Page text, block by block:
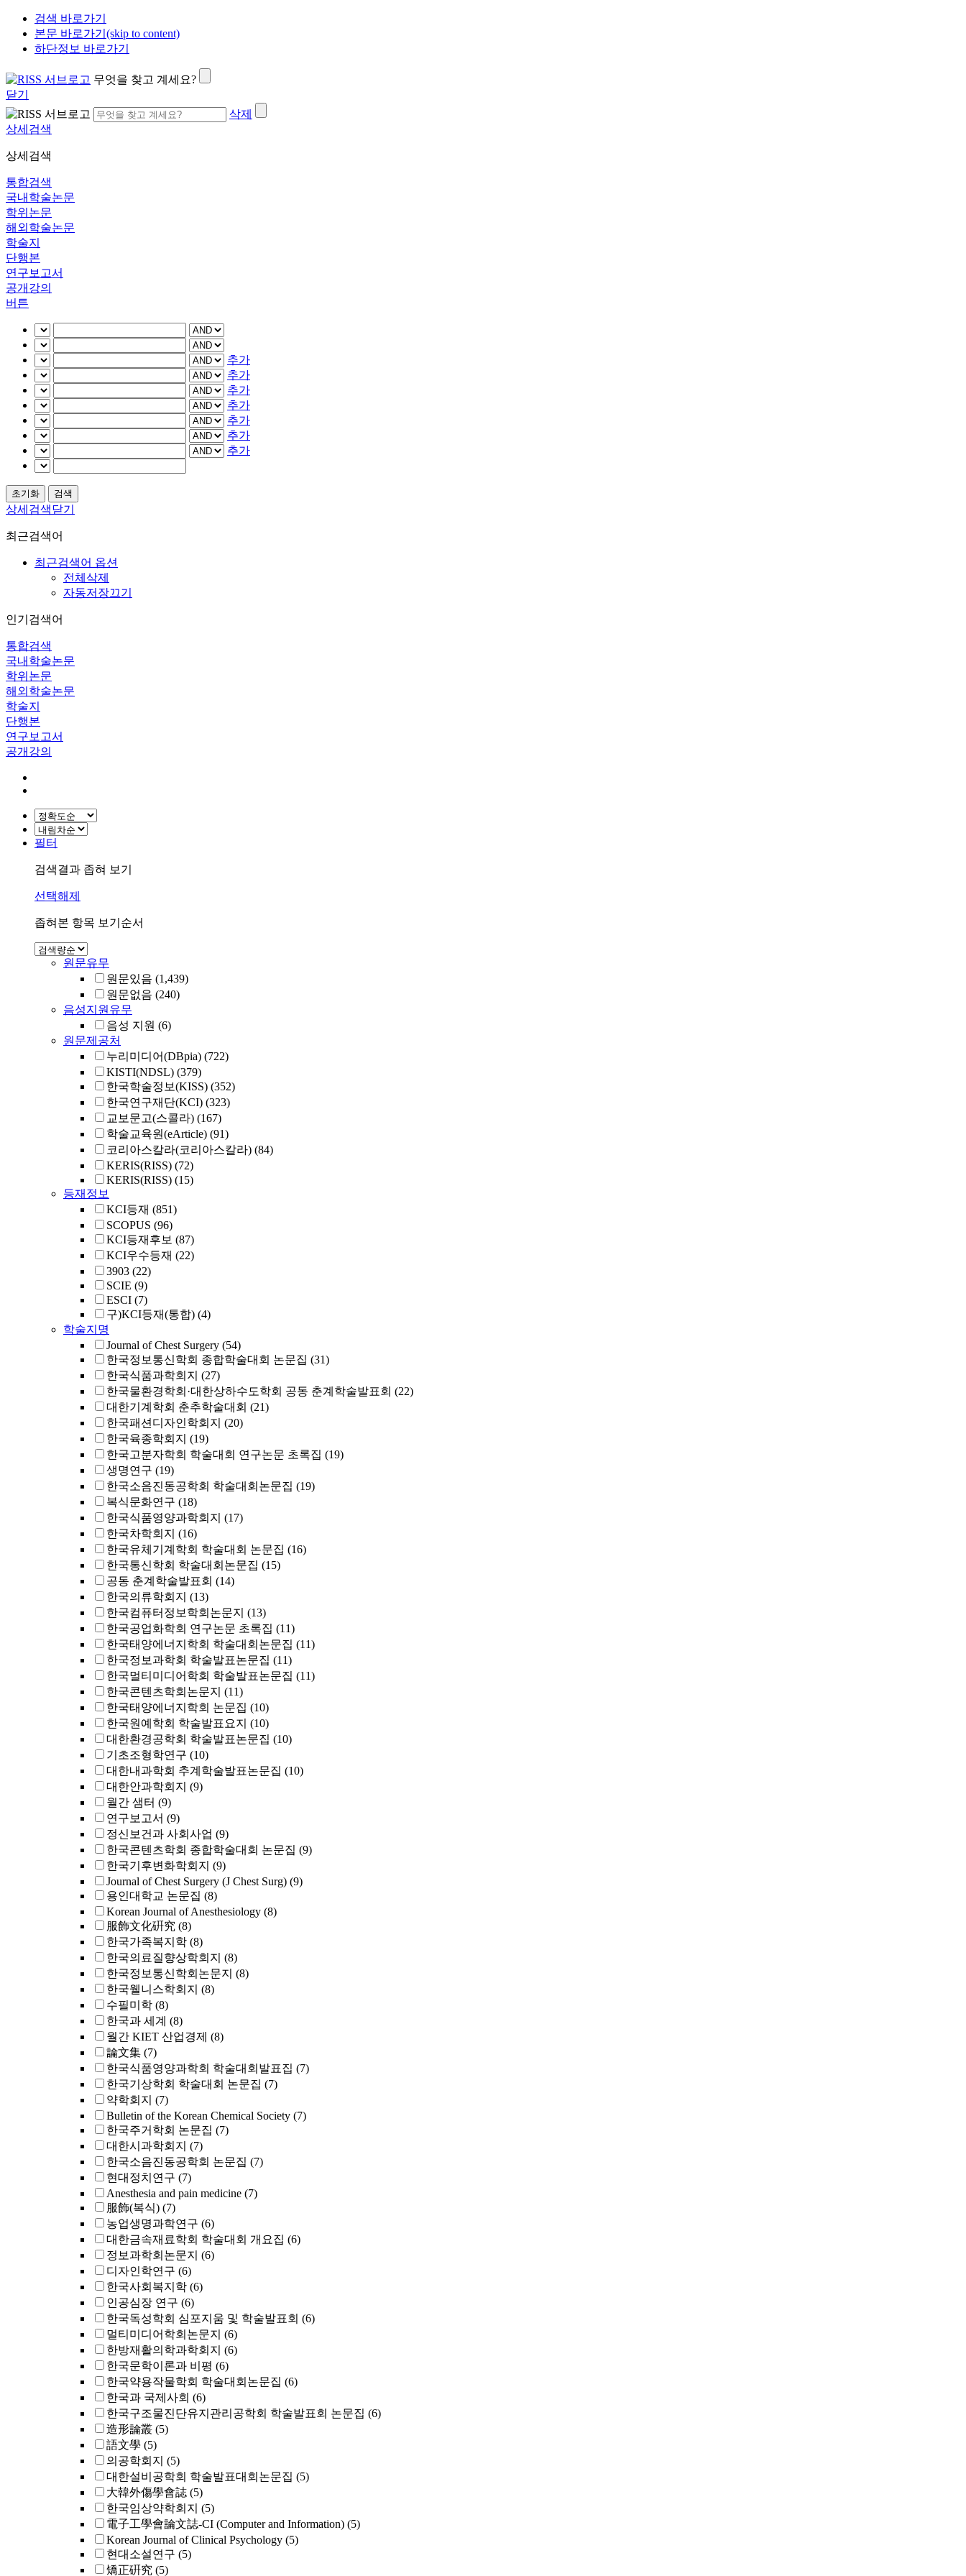
검색 바로가기
본문 바로가기(skip to content)
하단정보 바로가기
무엇을 찾고 계세요?
닫기
삭제
상세검색
상세검색
통합검색
국내학술논문
학위논문
해외학술논문
학술지
단행본
연구보고서
공개강의
버튼
추가
추가
추가
추가
추가
추가
추가
상세검색닫기
최근검색어
최근검색어 옵션
전체삭제
자동저장끄기
인기검색어
통합검색
국내학술논문
학위논문
해외학술논문
학술지
단행본
연구보고서
공개강의
필터
검색결과 좁혀 보기
선택해제
좁혀본 항목 보기순서
원문유무
원문있음 (1,439)
원문없음 (240)
음성지원유무
음성 지원 (6)
원문제공처
누리미디어(DBpia) (722)
KISTI(NDSL) (379)
한국학술정보(KISS) (352)
한국연구재단(KCI) (323)
교보문고(스콜라) (167)
학술교육원(eArticle) (91)
코리아스칼라(코리아스칼라) (84)
KERIS(RISS) (72)
KERIS(RISS) (15)
등재정보
KCI등재 (851)
SCOPUS (96)
KCI등재후보 (87)
KCI우수등재 (22)
3903 (22)
SCIE (9)
ESCI (7)
구)KCI등재(통합) (4)
학술지명
Journal of Chest Surgery (54)
한국정보통신학회 종합학술대회 논문집 (31)
한국식품과학회지 (27)
한국물환경학회·대한상하수도학회 공동 춘계학술발표회 (22)
대한기계학회 춘추학술대회 (21)
한국패션디자인학회지 (20)
한국육종학회지 (19)
한국고분자학회 학술대회 연구논문 초록집 (19)
생명연구 (19)
한국소음진동공학회 학술대회논문집 (19)
복식문화연구 (18)
한국식품영양과학회지 (17)
한국차학회지 (16)
한국유체기계학회 학술대회 논문집 (16)
한국통신학회 학술대회논문집 (15)
공동 춘계학술발표회 (14)
한국의류학회지 (13)
한국컴퓨터정보학회논문지 (13)
한국공업화학회 연구논문 초록집 (11)
한국태양에너지학회 학술대회논문집 (11)
한국정보과학회 학술발표논문집 (11)
한국멀티미디어학회 학술발표논문집 (11)
한국콘텐츠학회논문지 (11)
한국태양에너지학회 논문집 (10)
한국원예학회 학술발표요지 (10)
대한환경공학회 학술발표논문집 (10)
기초조형학연구 (10)
대한내과학회 추계학술발표논문집 (10)
대한안과학회지 (9)
월간 샘터 (9)
연구보고서 (9)
정신보건과 사회사업 (9)
한국콘텐츠학회 종합학술대회 논문집 (9)
한국기후변화학회지 (9)
Journal of Chest Surgery (J Chest Surg) (9)
용인대학교 논문집 (8)
Korean Journal of Anesthesiology (8)
服飾文化硏究 (8)
한국가족복지학 (8)
한국의료질향상학회지 (8)
한국정보통신학회논문지 (8)
한국웰니스학회지 (8)
수필미학 (8)
한국과 세계 (8)
월간 KIET 산업경제 (8)
論文集 (7)
한국식품영양과학회 학술대회발표집 (7)
한국기상학회 학술대회 논문집 (7)
약학회지 (7)
Bulletin of the Korean Chemical Society (7)
한국주거학회 논문집 (7)
대한시과학회지 (7)
한국소음진동공학회 논문집 (7)
현대정치연구 (7)
Anesthesia and pain medicine (7)
服飾(복식) (7)
농업생명과학연구 (6)
대한금속재료학회 학술대회 개요집 (6)
정보과학회논문지 (6)
디자인학연구 (6)
한국사회복지학 (6)
인공심장 연구 (6)
한국독성학회 심포지움 및 학술발표회 (6)
멀티미디어학회논문지 (6)
한방재활의학과학회지 (6)
한국문학이론과 비평 (6)
한국약용작물학회 학술대회논문집 (6)
한국과 국제사회 (6)
한국구조물진단유지관리공학회 학술발표회 논문집 (6)
造形論叢 (5)
語文學 (5)
의공학회지 (5)
대한설비공학회 학술발표대회논문집 (5)
大韓外傷學會誌 (5)
한국임상약학회지 (5)
電子工學會論文誌-CI (Computer and Information) (5)
Korean Journal of Clinical Psychology (5)
현대소설연구 (5)
矯正硏究 (5)